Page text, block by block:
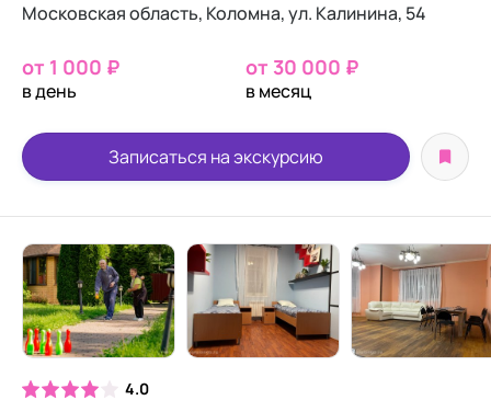
Московская область​, Коломна, ул. Калинина, 54​
от 1 000 ₽
в день
от 30 000 ₽
в месяц
Записаться на экскурсию
4.0